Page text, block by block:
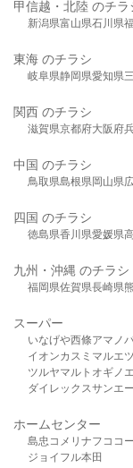
甲信越・北陸 のチラ
新潟県富山県石川県
東海 のチラシ
岐阜県静岡県愛知県
関西 のチラシ
滋賀県京都府大阪府
中国 のチラシ
鳥取県島根県岡山県
四国 のチラシ
徳島県香川県愛媛県
九州・沖縄 のチラシ
福岡県佐賀県長崎県
スーパー
いなげや西條アマノ
イオンカスミ マルエツ
ツルヤマルト オギノ
ダイレックスサンエー
ホームセンター
島忠 コメリ ナフコ コ
ジョイフル本田